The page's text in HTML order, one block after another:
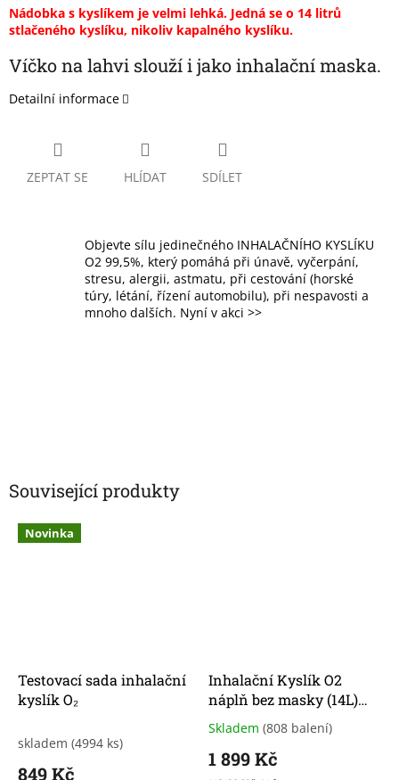
Nádobka s kyslíkem je velmi lehká. Jedná se o 14 litrů
stlačeného kyslíku, nikoliv kapalného kyslíku.
Víčko na lahvi slouží i jako inhalační maska.
Detailní informace
ZEPTAT SE HLÍDAT SDÍLET
Objevte sílu jedinečného INHALAČNÍHO KYSLÍKU
O2 99,5%, který pomáhá při únavě, vyčerpání,
stresu, alergii, astmatu, při cestování (horské
túry, létání, řízení automobilu), při nespavosti a
mnoho dalších. Nyní v akci >>
Související produkty
Novinka
Testovací sada inhalační
kyslík O₂
skladem (4994 ks)
849 Kč
Inhalační Kyslík O2
náplň bez masky (14L)
16ks
Průměrné
produktu
Skladem (808 balení)
1 899 Kč